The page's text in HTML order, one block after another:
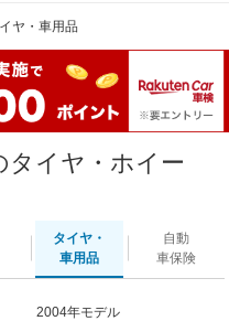
ヤ・車用品
タイヤ・ホイー
タイヤ・
車用品
自動
車保険
2004年モデル